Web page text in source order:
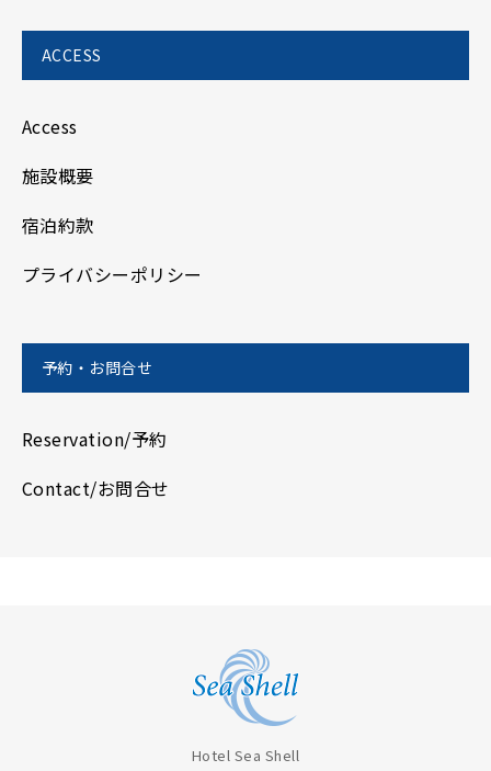
ACCESS
Access
施設概要
宿泊約款
プライバシーポリシー
予約・お問合せ
Reservation/予約
Contact/お問合せ
Hotel Sea Shell